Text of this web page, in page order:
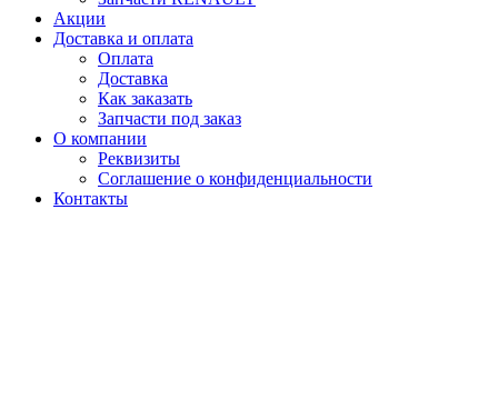
Акции
Доставка и оплата
Оплата
Доставка
Как заказать
Запчасти под заказ
О компании
Реквизиты
Соглашение о конфиденциальности
Контакты